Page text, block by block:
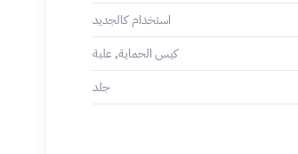
استخدام كالجديد
كيس الحماية, علبة
جلد